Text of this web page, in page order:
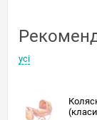
усі